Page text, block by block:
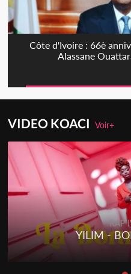
Côte d'Ivoire : 66è
Alassane
VIDEO KOACIVoir+
RAP
YILIM -